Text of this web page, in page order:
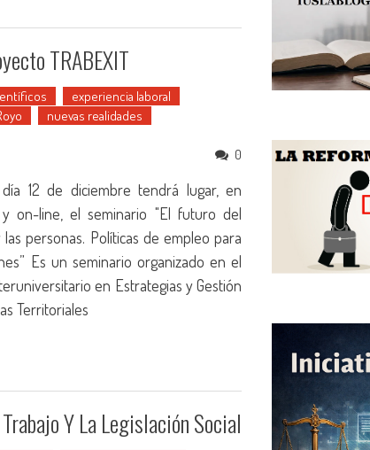
TRABEXIT
experiencia laboral
nuevas realidades
0
12 de diciembre tendrá lugar, en
on-line, el seminario "El futuro del
personas. Políticas de empleo para
Es un seminario organizado en el
en Estrategias y Gestión
Territoriales
Y La Legislación Social